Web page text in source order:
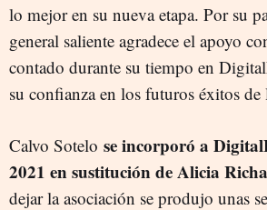
lo mejor en su nueva etapa. Por su
general saliente agradece el apoyo
contado durante su tiempo en
su confianza en los futuros éxitos de
Calvo Sotelo se incorporó a
2021 en sustitución de Alicia
dejar la asociación se produjo unas